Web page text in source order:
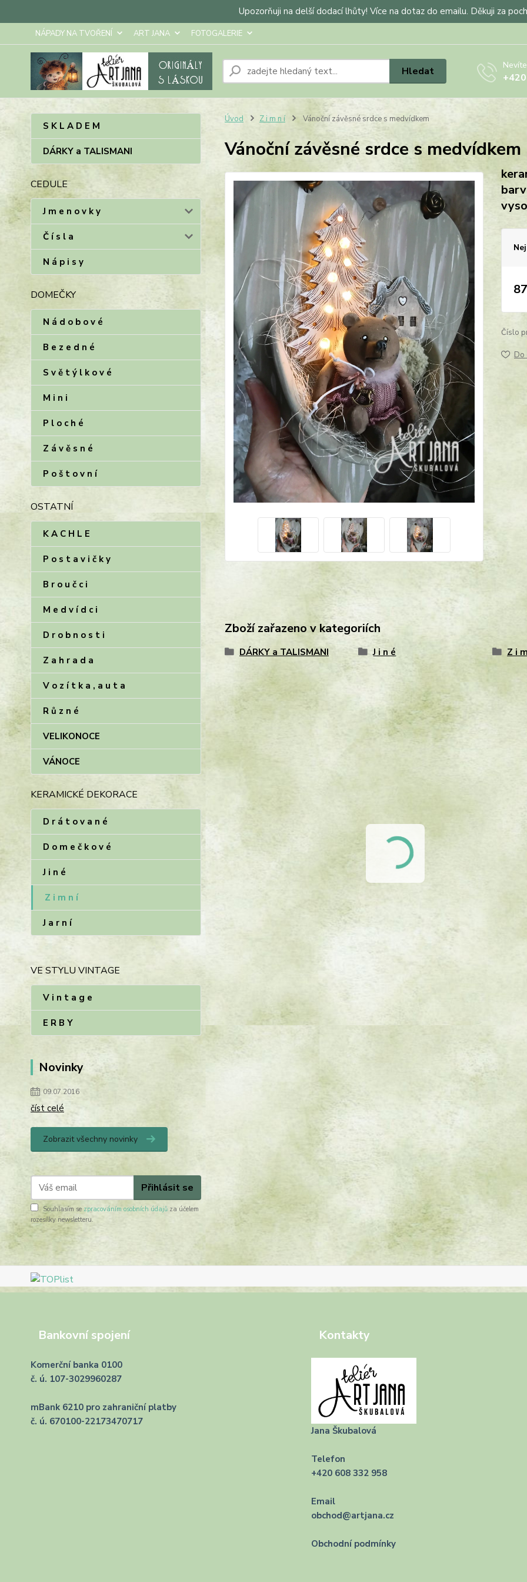
Upozorňuji na delší dodací lhůty! Více na dotaz do emailu. Děkuji za
NÁPADY NA TVOŘENÍ ART JANA FOTOGALERIE
Hledat
S K L A D E M
DÁRKY a TALISMANI
CEDULE
J m e n o v k y
Č í s l a
N á p i s y
DOMEČKY
N á d o b o v é
B e z e d n é
S v ě t ý l k o v é
M i n i
P l o c h é
Z á v ě s n é
P o š t o v n í
OSTATNÍ
K A C H L E
P o s t a v i č k y
B r o u č c i
M e d v í d c i
D r o b n o s t i
Z a h r a d a
V o z í t k a , a u t a
R ů z n é
VELIKONOCE
VÁNOCE
KERAMICKÉ DEKORACE
D r á t o v a n é
D o m e č k o v é
J i n é
Z i m n í
J a r n í
VE STYLU VINTAGE
V i n t a g e
E R B Y
Novinky
09.07.2016
číst celé
Zobrazit všechny novinky
Přihlásit se
Souhlasím se zpracováním osobních údajů za účelem
rozesílky newsletteru.
Úvod Z i m n í Vánoční závěsné srdce s medvídkem
Vánoční závěsné srdce s medvídkem
Číslo
Do
Zboží zařazeno v kategoriích
DÁRKY a TALISMANI J i n é Z i
Bankovní spojení
Komerční banka 0100
č. ú. 107-3029960287
mBank 6210 pro zahraniční platby
č. ú. 670100-22173470717
Kontakty
Jana Škubalová
Telefon
+420 608 332 958
Email
obchod@artjana.cz
Obchodní podmínky